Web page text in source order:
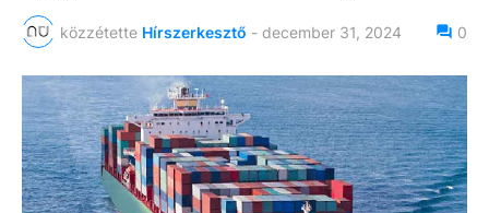
közzétette Hírszerkesztő - december 31, 2024 0